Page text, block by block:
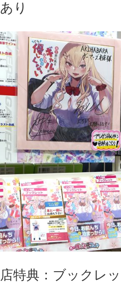
り
特典：ブックレ